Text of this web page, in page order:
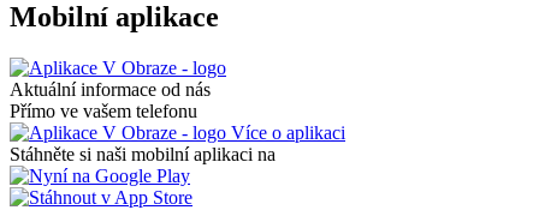
Mobilní aplikace
Aktuální informace od nás
Přímo ve vašem telefonu
Více o aplikaci
Stáhněte si naši mobilní aplikaci na